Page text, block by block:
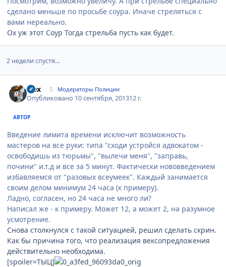
сделано меньше по просьбе соура. Иначе стреляться с
вами нереально.
Ох уж этот Соур Тогда стрельба пусть как будет.
2 недели спустя...
wex Модераторы Полиции
Опубликовано 10 сентября, 201312 г.
АВТОР
Введение лимита времени исключит возможность
мастеров на все руки: типа "сходи устройся адвокатом -
освободишь из тюрьмы", "вылечи меня", "заправь,
почини" и.т.д и все за 5 минут. Фактически нововведением
избавляемся от "разовых всеумеек". Каждый занимается
своим делом минимум 24 часа (к примеру).
Ладно, согласен, но 24 часа не много ли?
Написал же - к примеру. Может 12, а может 2, на разумное
усмотрение.
Снова столкнулся с такой ситуацией, решил сделать скрин.
Как бы причина того, что реализация вексопредложения
действительно необходима.
[spoiler=ТЫЦ]